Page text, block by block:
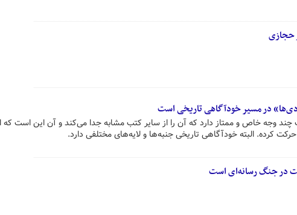
حجازی
در مسیر خودآگاهی تاریخی است
وجه خاص و ممتاز دارد که آن را از سایر کتب مشابه جدا می‌کند و آن این است که
کرده. البته خودآگاهی تاریخی جنبه‌ها و لایه‌های مختلفی دارد.
در جنگ رسانه‌ای است